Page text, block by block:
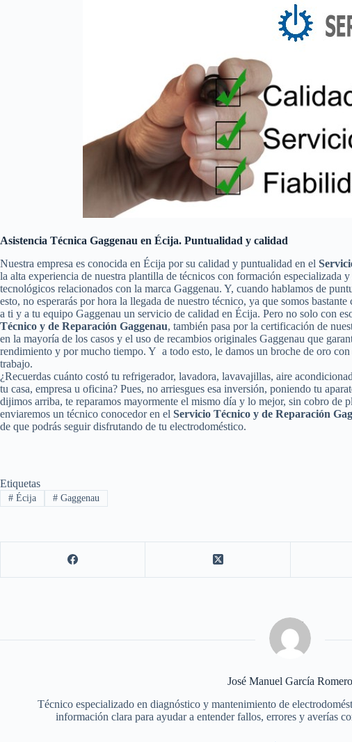
Asistencia Técnica Gaggenau en Écija. Puntualidad y calidad
Nuestra empresa es conocida en Écija por su calidad y puntualidad en el
la alta experiencia de nuestra plantilla de técnicos con formación especializada
tecnológicos relacionados con la marca Gaggenau. Y, cuando hablamos de
esto, no esperarás por hora la llegada de nuestro técnico, ya que somos
a ti y a tu equipo Gaggenau un servicio de calidad en Écija. Pero no solo con
Técnico y de Reparación Gaggenau, también pasa por la certificación de
en la mayoría de los casos y el uso de recambios originales Gaggenau que
rendimiento y por mucho tiempo. Y a todo esto, le damos un broche de oro
trabajo.
¿Recuerdas cuánto costó tu refrigerador, lavadora, lavavajillas, aire
tu casa, empresa u oficina? Pues, no arriesgues esa inversión, poniendo tu
dijimos arriba, te reparamos mayormente el mismo día y lo mejor, sin cobro de
enviaremos un técnico conocedor en el Servicio Técnico y de Reparación
de que podrás seguir disfrutando de tu electrodoméstico.
Etiquetas
#Écija #Gaggenau
José Manuel García Romero
Técnico especializado en diagnóstico y mantenimiento de
información clara para ayudar a entender fallos, errores y averías